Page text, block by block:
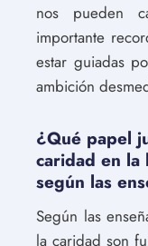
nos pueden
importante
estar guiadas
ambición
¿Qué papel
caridad en la
según las
Según las
la caridad son